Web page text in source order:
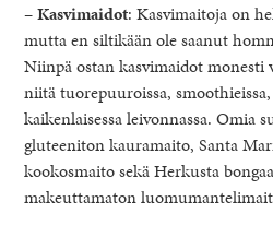
–Kasvimaidot: Kasvimaitoja on
mutta en siltikään ole saanut
Niinpä ostan kasvimaidot monesti
niitä tuorepuuroissa,
kaikenlaisessa leivonnassa. Omia
gluteeniton kauramaito, Santa
kookosmaito sekä Herkusta
makeuttamaton